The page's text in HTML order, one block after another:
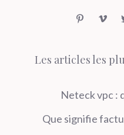
Les articles les
Neteck vpc :
Que signifie